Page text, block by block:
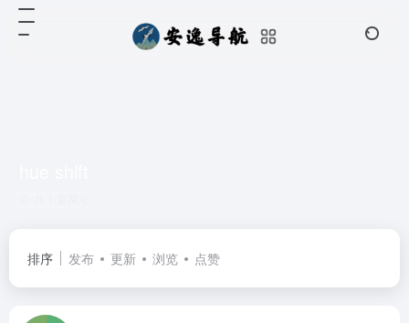
排序 发布 更新 浏览 点赞